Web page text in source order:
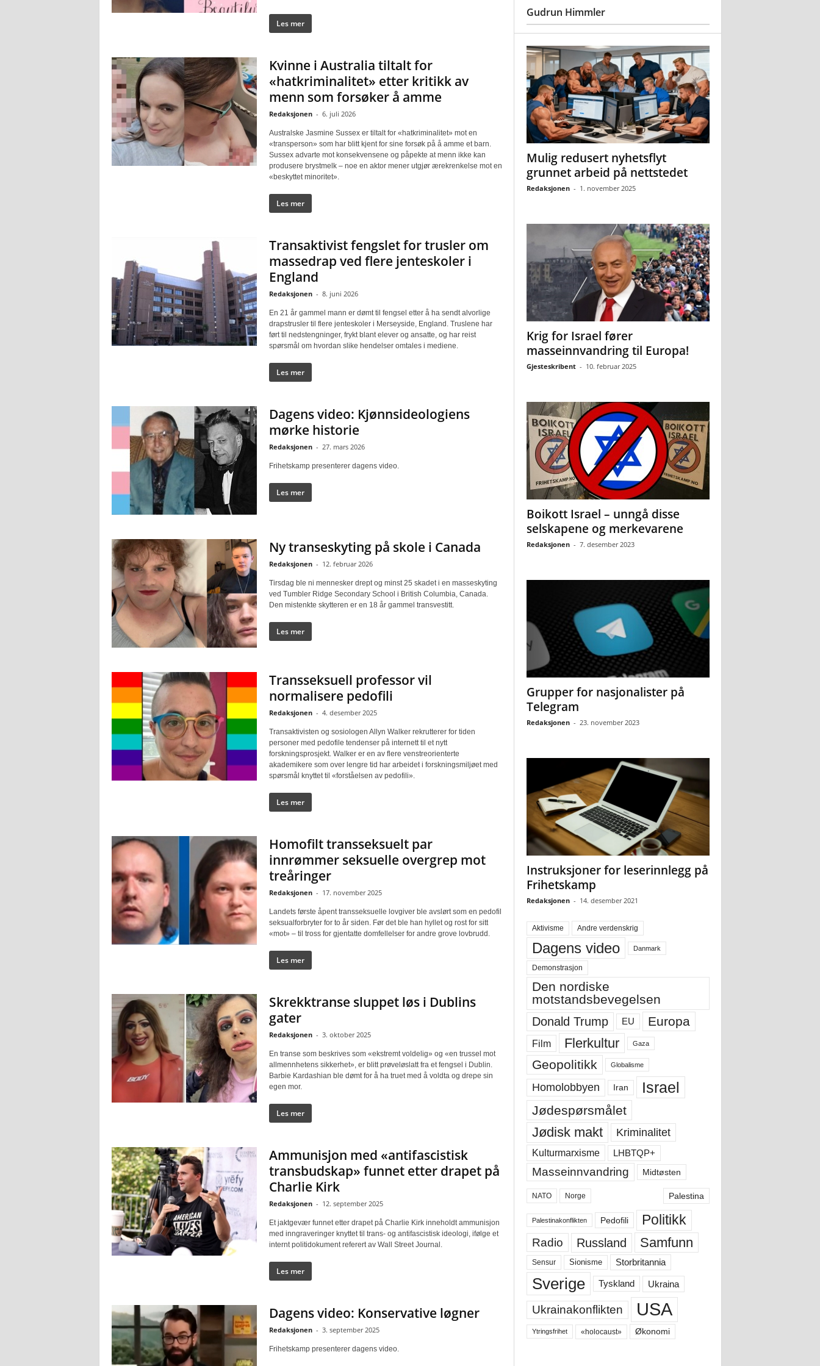
Les mer
Kvinne i Australia tiltalt for
«hatkriminalitet» etter kritikk av
menn som forsøker å amme
Redaksjonen - 6. juli 2026
Australske Jasmine Sussex er tiltalt for «hatkriminalitet» mot en
«transperson» som har blitt kjent for sine forsøk på å amme et barn.
Sussex advarte mot konsekvensene og påpekte at menn ikke kan
produsere brystmelk – noe en aktor mener utgjør ærekrenkelse mot en
«beskyttet minoritet».
Les mer
Transaktivist fengslet for trusler om
massedrap ved flere jenteskoler i
England
Redaksjonen - 8. juni 2026
En 21 år gammel mann er dømt til fengsel etter å ha sendt alvorlige
drapstrusler til flere jenteskoler i Merseyside, England. Truslene har
ført til nedstengninger, frykt blant elever og ansatte, og har reist
spørsmål om hvordan slike hendelser omtales i mediene.
Les mer
Dagens video: Kjønnsideologiens
mørke historie
Redaksjonen - 27. mars 2026
Frihetskamp presenterer dagens video.
Les mer
Ny transeskyting på skole i Canada
Redaksjonen - 12. februar 2026
Tirsdag ble ni mennesker drept og minst 25 skadet i en masseskyting
ved Tumbler Ridge Secondary School i British Columbia, Canada.
Den mistenkte skytteren er en 18 år gammel transvestitt.
Les mer
Transseksuell professor vil
normalisere pedofili
Redaksjonen - 4. desember 2025
Transaktivisten og sosiologen Allyn Walker rekrutterer for tiden
personer med pedofile tendenser på internett til et nytt
forskningsprosjekt. Walker er en av flere venstreorienterte
akademikere som over lengre tid har arbeidet i forskningsmiljøet med
spørsmål knyttet til «forståelsen av pedofili».
Les mer
Homofilt transseksuelt par
innrømmer seksuelle overgrep mot
treåringer
Redaksjonen - 17. november 2025
Landets første åpent transseksuelle lovgiver ble avslørt som en pedofil
seksualforbryter for to år siden. Før det ble han hyllet og rost for sitt
«mot» – til tross for gjentatte domfellelser for andre grove lovbrudd.
Les mer
Skrekktranse sluppet løs i Dublins
gater
Redaksjonen - 3. oktober 2025
En transe som beskrives som «ekstremt voldelig» og «en trussel mot
allmennhetens sikkerhet», er blitt prøveløslatt fra et fengsel i Dublin.
Barbie Kardashian ble dømt for å ha truet med å voldta og drepe sin
egen mor.
Les mer
Ammunisjon med «antifascistisk
transbudskap» funnet etter drapet på
Charlie Kirk
Redaksjonen - 12. september 2025
Et jaktgevær funnet etter drapet på Charlie Kirk inneholdt ammunisjon
med inngraveringer knyttet til trans- og antifascistisk ideologi, ifølge et
internt politidokument referert av Wall Street Journal.
Les mer
Dagens video: Konservative løgner
Redaksjonen - 3. september 2025
Frihetskamp presenterer dagens video.
Gudrun Himmler
Mulig redusert nyhetsflyt
grunnet arbeid på nettstedet
Redaksjonen - 1. november 2025
Krig for Israel fører
masseinnvandring til Europa!
Gjesteskribent - 10. februar 2025
Boikott Israel – unngå disse
selskapene og merkevarene
Redaksjonen - 7. desember 2023
Grupper for nasjonalister på
Telegram
Redaksjonen - 23. november 2023
Instruksjoner for leserinnlegg på
Frihetskamp
Redaksjonen - 14. desember 2021
Aktivisme Andre verdenskrig
Dagens video Danmark
Demonstrasjon
Den nordiske
motstandsbevegelsen
Donald Trump EU Europa
Film Flerkultur Gaza
Geopolitikk Globalisme
Homolobbyen Iran Israel
Jødespørsmålet
Jødisk makt Kriminalitet
Kulturmarxisme LHBTQP+
Masseinnvandring Midtøsten
NATO Norge Palestina
Palestinakonflikten Pedofili Politikk
Radio Russland Samfunn
Sensur Sionisme Storbritannia
Sverige Tyskland Ukraina
Ukrainakonflikten USA
Ytringsfrihet «holocaust» Økonomi